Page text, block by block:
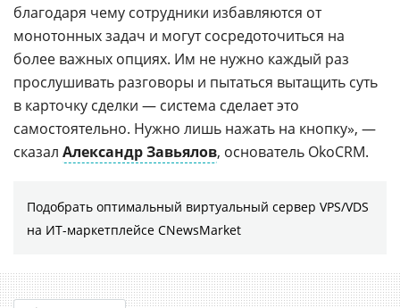
благодаря чему сотрудники избавляются от
монотонных задач и могут сосредоточиться на
более важных опциях. Им не нужно каждый раз
прослушивать разговоры и пытаться вытащить суть
в карточку сделки — система сделает это
самостоятельно. Нужно лишь нажать на кнопку», —
сказал Александр Завьялов, основатель OkoCRM.
Подобрать оптимальный виртуальный сервер VPS/VDS
на ИТ-маркетплейсе CNewsMarket